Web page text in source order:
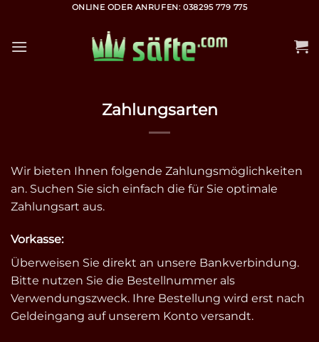
springen
ONLINE ODER ANRUFEN: 038295 779 775
Zahlungsarten
Wir bieten Ihnen folgende Zahlungsmöglichkeiten
an. Suchen Sie sich einfach die für Sie optimale
Zahlungsart aus.
Vorkasse:
Überweisen Sie direkt an unsere Bankverbindung.
Bitte nutzen Sie die Bestellnummer als
Verwendungszweck. Ihre Bestellung wird erst nach
Geldeingang auf unserem Konto versandt.